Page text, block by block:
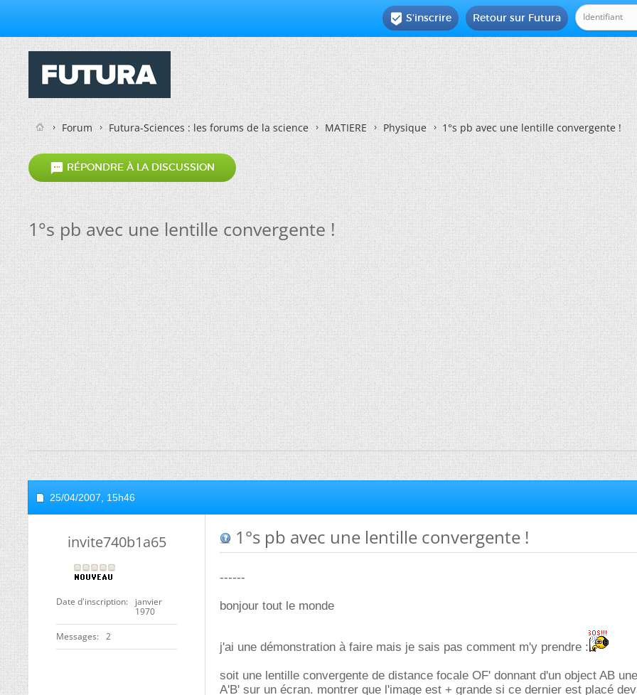
Retour sur Futura
 S'inscrire
Forum Futura-Sciences : les forums de la science MATIERE Physique 1°s pb avec une lentille convergente !
 RÉPONDRE À LA DISCUSSION
1°s pb avec une lentille convergente !
25/04/2007, 15h46
invite740b1a65
Date d'inscription
janvier
1970
Messages 2
1°s pb avec une lentille convergente !
------
bonjour tout le monde
j'ai une démonstration à faire mais je sais pas comment m'y prendre :
soit une lentille convergente de distance focale OF' donnant d'un object AB
A'B' sur un écran. montrer que l'image est + grande si ce dernier est placé